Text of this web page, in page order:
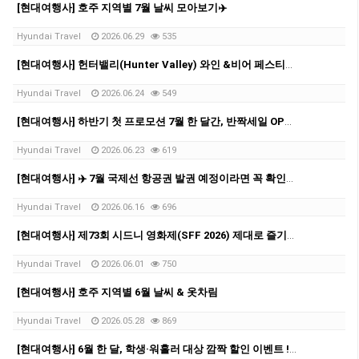
[현대여행사] 호주 지역별 7월 날씨 모아보기✈️
Hyundai Travel 2026.06.29 535
Hyundai Travel 2026.06.24 549
Hyundai Travel 2026.06.23 619
Hyundai Travel 2026.06.16 696
Hyundai Travel 2026.06.01 750
[현대여행사] 호주 지역별 6월 날씨 & 옷차림
Hyundai Travel 2026.05.28 869